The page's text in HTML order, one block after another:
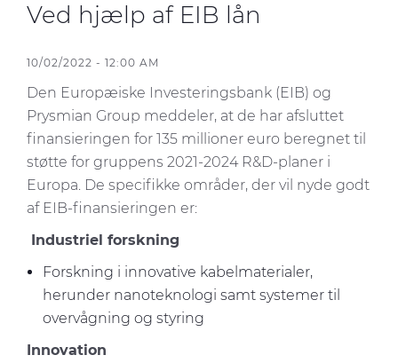
CPR
Cable App
E-Path
Kontakt os
Teknisk info
Nyhedsbrev
Medie
Nyheder
Ved hjælp af EIB lån
10/02/2022 - 12:00 AM
Den Europæiske Investeringsbank (EIB) og
Prysmian Group meddeler, at de har afsluttet
finansieringen for 135 millioner euro beregnet til
støtte for gruppens 2021-2024 R&D-planer i
Europa. De specifikke områder, der vil nyde godt
af EIB-finansieringen er:
Industriel forskning
Forskning i innovative kabelmaterialer,
herunder nanoteknologi samt systemer til
overvågning og styring
Innovation